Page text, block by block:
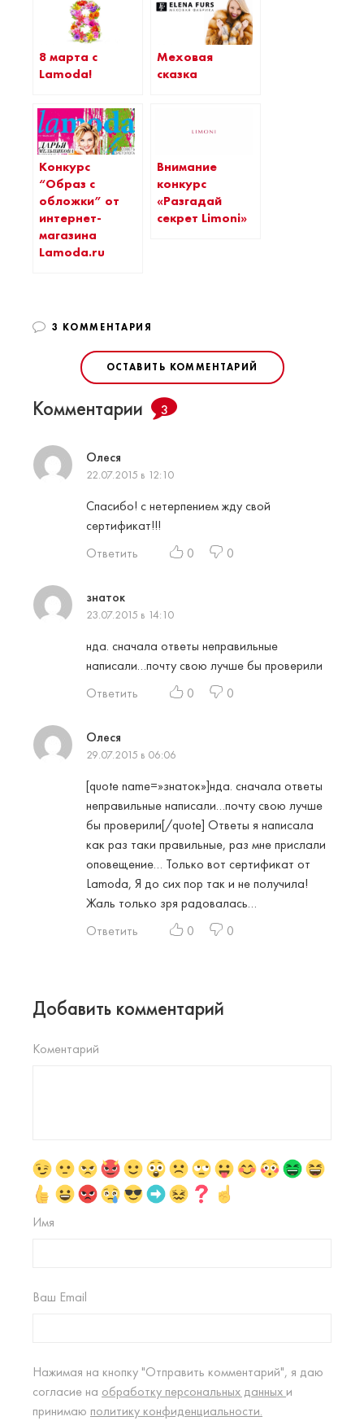
8 марта с
Lamoda!
Меховая
сказка
Конкурс
“Образ с
обложки” от
интернет-
магазина
Lamoda.ru
Внимание
конкурс
«Разгадай
секрет Limoni»
3 КОММЕНТАРИЯ
ОСТАВИТЬ КОММЕНТАРИЙ
Комментарии 3
Олеся
22.07.2015 в 12:10
Спасибо! с нетерпением жду свой
сертификат!!!
Ответить
0 0
знаток
23.07.2015 в 14:10
нда. сначала ответы неправильные
написали…почту свою лучше бы проверили
Ответить
0 0
Олеся
29.07.2015 в 06:06
[quote name=»знаток»]нда. сначала ответы
неправильные написали…почту свою лучше
бы проверили[/quote] Ответы я написала
как раз таки правильные, раз мне прислали
оповещение… Только вот сертификат от
Lamoda, Я до сих пор так и не получила!
Жаль только зря радовалась…
Ответить
0 0
Добавить комментарий
Коментарий
Имя
Ваш Email
Нажимая на кнопку "Отправить комментарий", я даю
согласие на обработку персональных данных и
принимаю политику конфиденциальности.